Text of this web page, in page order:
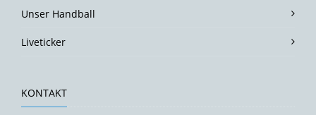
Unser Handball
Liveticker
KONTAKT